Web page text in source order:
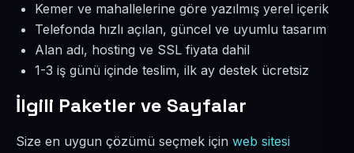
Kemer ve mahallelerine göre yazılmış yerel içerik
Telefonda hızlı açılan, güncel ve uyumlu tasarım
Alan adı, hosting ve SSL fiyata dahil
1-3 iş günü içinde teslim, ilk ay destek ücretsiz
İlgili Paketler ve Sayfalar
Size en uygun çözümü seçmek için web sitesi